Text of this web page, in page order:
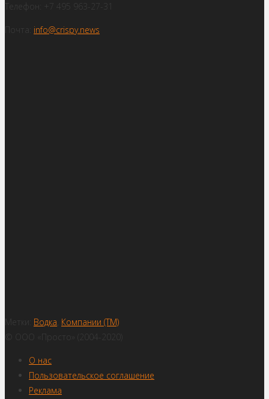
Телефон: +7 495 963-27-31
Почта: info@crispy.news
Метки: Водка Компании (ТМ)
© ООО «Просто» (2004-2020)
О нас
Пользовательское соглашение
Реклама